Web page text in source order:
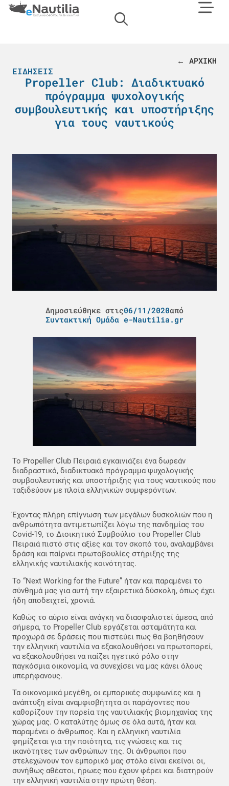
← ΑΡΧΙΚΗ
ΕΙΔΉΣΕΙΣ
Propeller Club: Διαδικτυακό
πρόγραμμα ψυχολογικής
συμβουλευτικής και υποστήριξης
για τους ναυτικούς
Δημοσιεύθηκε στις06/11/2020από
Συντακτική Ομάδα e-Nautilia.gr
Το Propeller Club Πειραιά εγκαινιάζει ένα δωρεάν
διαδραστικό, διαδικτυακό πρόγραμμα ψυχολογικής
συμβουλευτικής και υποστήριξης για τους ναυτικούς που
ταξιδεύουν με πλοία ελληνικών συμφερόντων.
Έχοντας πλήρη επίγνωση των μεγάλων δυσκολιών που η
ανθρωπότητα αντιμετωπίζει λόγω της πανδημίας του
Covid-19, το Διοικητικό Συμβούλιο του Propeller Club
Πειραιά πιστό στις αξίες και τον σκοπό του, αναλαμβάνει
δράση και παίρνει πρωτοβουλίες στήριξης της
ελληνικής ναυτιλιακής κοινότητας.
To “Next Working for the Future” ήταν και παραμένει το
σύνθημά μας για αυτή την εξαιρετικά δύσκολη, όπως έχει
ήδη αποδειχτεί, χρονιά.
Καθώς το αύριο είναι ανάγκη να διασφαλιστεί άμεσα, από
σήμερα, το Propeller Club εργάζεται ασταμάτητα και
προχωρά σε δράσεις που πιστεύει πως θα βοηθήσουν
την ελληνική ναυτιλία να εξακολουθήσει να πρωτοπορεί,
να εξακολουθήσει να παίζει ηγετικό ρόλο στην
παγκόσμια οικονομία, να συνεχίσει να μας κάνει όλους
υπερήφανους.
Τα οικονομικά μεγέθη, οι εμπορικές συμφωνίες και η
ανάπτυξη είναι αναμφισβήτητα οι παράγοντες που
καθορίζουν την πορεία της ναυτιλιακής βιομηχανίας της
χώρας μας. Ο καταλύτης όμως σε όλα αυτά, ήταν και
παραμένει ο άνθρωπος. Και η ελληνική ναυτιλία
φημίζεται για την ποιότητα, τις γνώσεις και τις
ικανότητες των ανθρώπων της. Οι άνθρωποι που
στελεχώνουν τον εμπορικό μας στόλο είναι εκείνοι οι,
συνήθως αθέατοι, ήρωες που έχουν φέρει και διατηρούν
την ελληνική ναυτιλία στην πρώτη θέση.